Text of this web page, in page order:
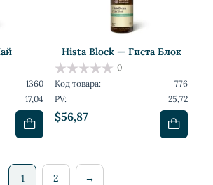
1360
17,04
Hista Block — Гиста Блок
$56,87
0
Код товара:
776
PV:
25,72
1 2 →